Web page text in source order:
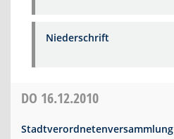
Niederschrift
DO 16.12.2010
Stadtverordnetenversammlung